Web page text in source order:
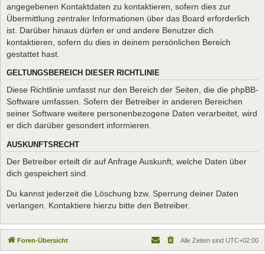
angegebenen Kontaktdaten zu kontaktieren, sofern dies zur
Übermittlung zentraler Informationen über das Board erforderlich
ist. Darüber hinaus dürfen er und andere Benutzer dich
kontaktieren, sofern du dies in deinem persönlichen Bereich
gestattet hast.
GELTUNGSBEREICH DIESER RICHTLINIE
Diese Richtlinie umfasst nur den Bereich der Seiten, die die phpBB-
Software umfassen. Sofern der Betreiber in anderen Bereichen
seiner Software weitere personenbezogene Daten verarbeitet, wird
er dich darüber gesondert informieren.
AUSKUNFTSRECHT
Der Betreiber erteilt dir auf Anfrage Auskunft, welche Daten über
dich gespeichert sind.
Du kannst jederzeit die Löschung bzw. Sperrung deiner Daten
verlangen. Kontaktiere hierzu bitte den Betreiber.
Foren-Übersicht Alle Zeiten sind UTC+02:00